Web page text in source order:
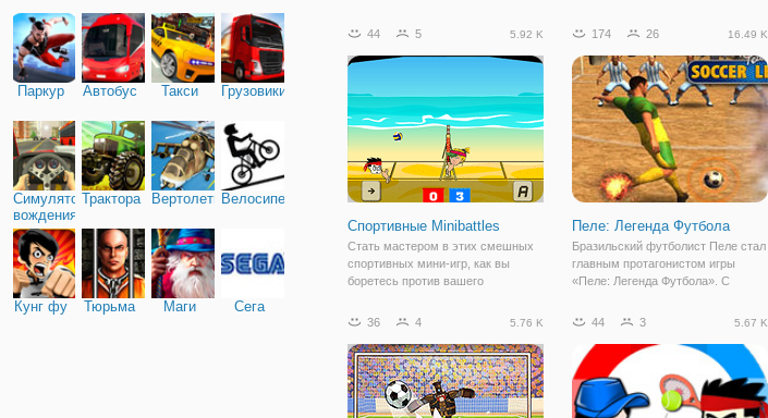
Паркур Автобус Такси Грузовики
Симулятор
вождения
Трактора ВертолетыВелосипед
Кунг фу Тюрьма Маги Сега
футбольных навыках: Euro Cup
любимую страну, упорно готовьте
за игрой, проходя раунд, пока не
дойдете до
на 1. Пусть начнется Чемпионат
лучшую команду и играть в
футбол на
44 5 5.92 K
Спортивные Minibattles
Стать мастером в этих смешных
спортивных мини-игр, как вы
боретесь против вашего
каждый бой, чтобы доказать свой
Играть в теннис, футбол,
баскетбол или волейбол
174 26 16.49 K
Пеле: Легенда Футбола
Бразильский футболист Пеле стал
главным протагонистом игры
«Пеле: Легенда Футбола». С
позволит вам почувствовать себя
Ведь здесь вы будете играть за
него и
36 4 5.76 K 44 3 5.67 K